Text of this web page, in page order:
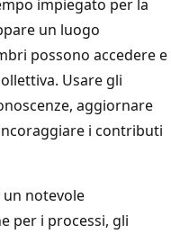
impiegato per la
un luogo
possono accedere e
Usare gli
aggiornare
i contributi
un notevole
per i processi, gli